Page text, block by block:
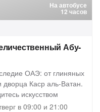
На автобусе
12 часов
Абу-
ОАЭ: от глиняных
Каср аль-Ватан.
искусством
в 09:00 и 21:00